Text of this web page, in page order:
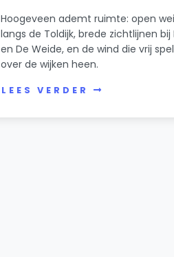
Hoogeveen ademt ruimte: open
langs de Toldijk, brede zichtlijnen bij
en De Weide, en de wind die vrij
over de wijken heen.
LEES VERDER